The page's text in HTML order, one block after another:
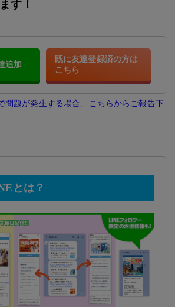
す！
追加
既に友達登録済の方は
こちら
問題が発生する場合、こちらからご報告下
とは？